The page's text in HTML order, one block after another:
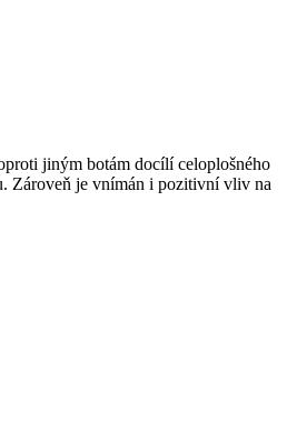
jiným botám docílí celoplošného
Zároveň je vnímán i pozitivní vliv na